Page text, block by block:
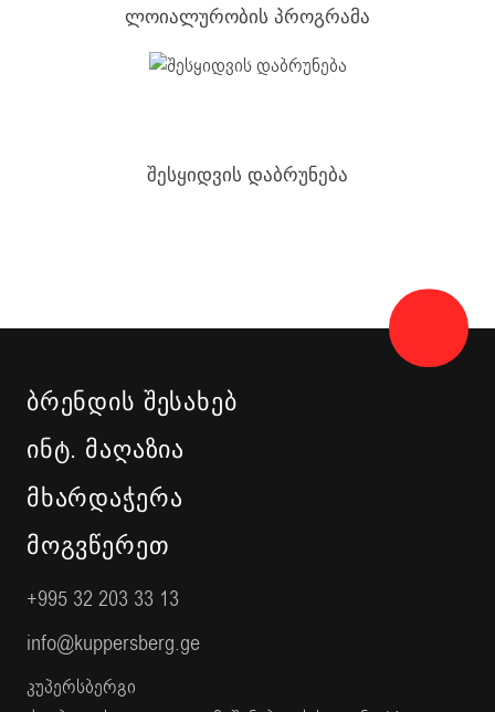
ლოიალურობის პროგრამა
შესყიდვის დაბრუნება
ᲑᲠᲔᲜᲓᲘᲡ ᲨᲔᲡᲐᲮᲔᲑ
ᲘᲜᲢ. ᲛᲐᲦᲐᲖᲘᲐ
ᲛᲮᲐᲠᲓᲐᲭᲔᲠᲐ
ᲛᲝᲒᲕᲬᲔᲠᲔᲗ
+995 32 203 33 13
info@kuppersberg.ge
კუპერსბერგი